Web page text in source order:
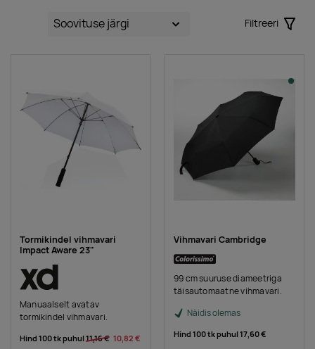
Filtreeri
Filter
Tormikindel vihmavari
Impact Aware 23"
Manuaalselt avatav
tormikindel vihmavari.
Hind 100 tk puhul11,16 € 10,82 €
Vihmavari Cambridge
99 cm suuruse diameetriga
täisautomaatne vihmavari.
Näidis olemas
Hind 100 tk puhul17,60 €